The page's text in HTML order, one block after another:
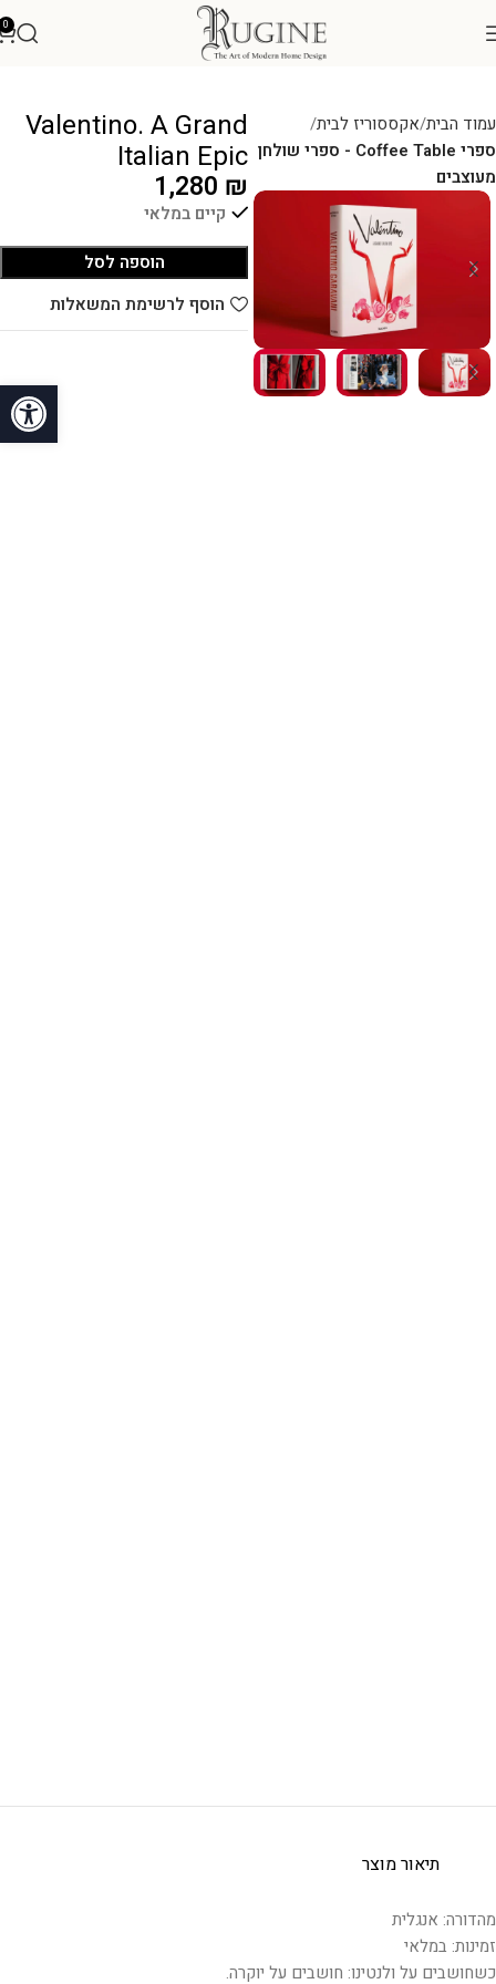
פתח
0
עמוד הבית אקססוריז לבית
ספרי Coffee Table - ספרי שולחן
מעוצבים
Valentino. A Grand
Italian Epic
1,280 ₪
קיים במלאי
הוספה לסל
הוסף לרשימת המשאלות
תיאור מוצר
מהדורה: אנגלית
זמינות: במלאי
כשחושבים על ולנטינו: חושבים על יוקרה.